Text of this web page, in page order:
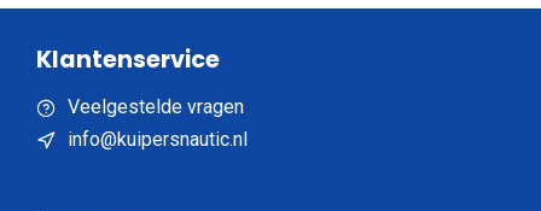
Klantenservice
Veelgestelde vragen
info@kuipersnautic.nl